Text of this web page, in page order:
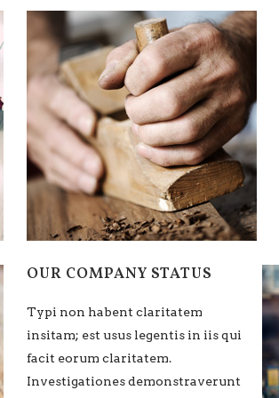
OUR COMPANY STATUS
Typi non habent claritatem
insitam; est usus legentis in iis qui
facit eorum claritatem.
Investigationes demonstraverunt
lectores legere me lius quod ii
legunt saepius quam.
VIEW MORE
OUR COMPANY STATUS
Typi non habent claritatem
insitam; est usus legentis in iis qui
facit eorum claritatem.
Investigationes demonstraverunt